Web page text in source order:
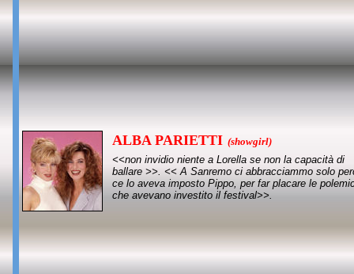
ALBA PARIETTI (showgirl)
<<non invidio niente a Lorella se non la capacità di
ballare >>. << A Sanremo ci abbracciammo solo
ce lo aveva imposto Pippo, per far placare le
che avevano investito il festival>>.